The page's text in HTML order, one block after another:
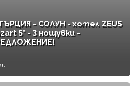
- СОЛУН - хотел ZEUS
5* - 3 нощувки -